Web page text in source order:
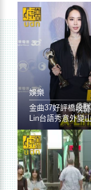
娛樂
金曲37好評橋段
Lin台語秀意外變